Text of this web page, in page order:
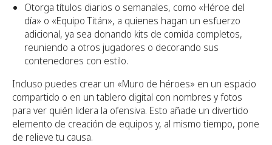
Otorga títulos diarios o semanales, como «Héroe del
día» o «Equipo Titán», a quienes hagan un esfuerzo
adicional, ya sea donando kits de comida completos,
reuniendo a otros jugadores o decorando sus
contenedores con estilo.
Incluso puedes crear un «Muro de héroes» en un espacio
compartido o en un tablero digital con nombres y fotos
para ver quién lidera la ofensiva. Esto añade un divertido
elemento de creación de equipos y, al mismo tiempo, pone
de relieve tu causa.